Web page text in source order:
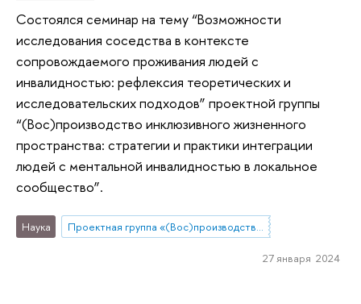
Состоялся семинар на тему “Возможности
исследования соседства в контексте
сопровождаемого проживания людей с
инвалидностью: рефлексия теоретических и
исследовательских подходов” проектной группы
“(Вос)производство инклюзивного жизненного
пространства: стратегии и практики интеграции
людей с ментальной инвалидностью в локальное
сообщество”.
Наука Проектная группа «(Вос)производство инклюзивного жизненного пространства: стратегии и практики интеграции людей с ментальной инвалидностью в локальное сообщество»
27 января 2024